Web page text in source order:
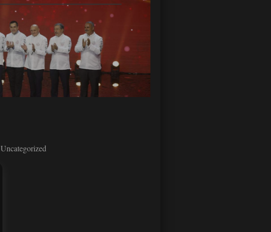
Uncategorized